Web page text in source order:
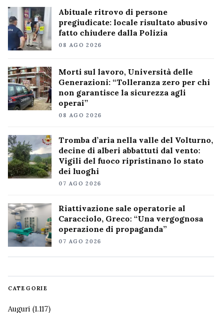
Abituale ritrovo di persone
pregiudicate: locale risultato abusivo
fatto chiudere dalla Polizia
08 AGO 2026
Morti sul lavoro, Università delle
Generazioni: “Tolleranza zero per chi
non garantisce la sicurezza agli
operai”
08 AGO 2026
Tromba d’aria nella valle del Volturno,
decine di alberi abbattuti dal vento:
Vigili del fuoco ripristinano lo stato
dei luoghi
07 AGO 2026
Riattivazione sale operatorie al
Caracciolo, Greco: “Una vergognosa
operazione di propaganda”
07 AGO 2026
CATEGORIE
Auguri (1.117)